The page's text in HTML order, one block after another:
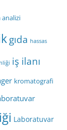
analizi
gıda hassas
iş ilanı
kromatografi
Laboratuvar